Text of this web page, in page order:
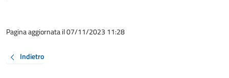
Pagina aggiornata il 07/11/2023 11:28
Indietro